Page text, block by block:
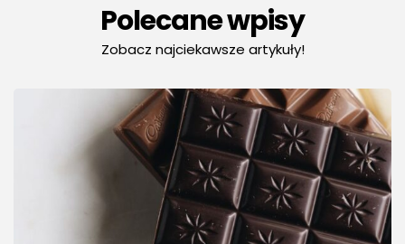
Polecane wpisy
Zobacz najciekawsze artykuły!